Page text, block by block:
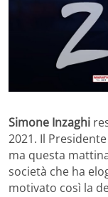
Simone Inzaghi
2021. Il Presidente
ma questa
società che ha
motivato così la